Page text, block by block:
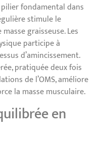
pilier fondamental dans
stimule le
graisseuse. Les
participe à
d’amincissement.
pratiquée deux fois
de l’OMS, améliore
la masse musculaire.
en